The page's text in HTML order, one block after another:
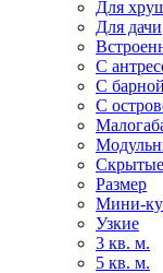
Для
Для дачи
С
С
С
Размер
Мини-
Узкие
3 кв. м.
5 кв. м.